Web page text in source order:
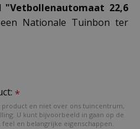
"Vetbollenautomaat 22,6
Nationale Tuinbon ter
*
en niet over ons tuincentrum,
U kunt bijvoorbeeld in gaan op de
en belangrijke eigenschappen.